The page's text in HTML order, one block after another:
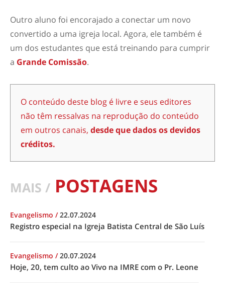
Outro aluno foi encorajado a conectar um novo
convertido a uma igreja local. Agora, ele também é
um dos estudantes que está treinando para cumprir
a Grande Comissão.
O conteúdo deste blog é livre e seus editores
não têm ressalvas na reprodução do conteúdo
em outros canais, desde que dados os devidos
créditos.
MAIS / POSTAGENS
Evangelismo /22.07.2024
Registro especial na Igreja Batista Central de São Luís
Evangelismo /20.07.2024
Hoje, 20, tem culto ao Vivo na IMRE com o Pr. Leone